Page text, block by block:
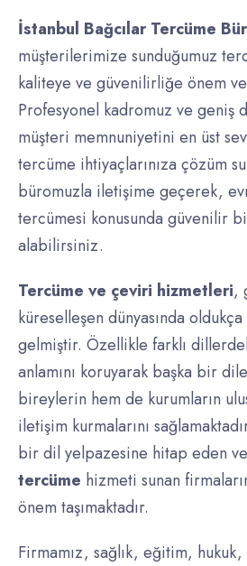
İstanbul Bağcılar Tercüme
müşterilerimize sunduğumuz
kaliteye ve güvenilirliğe önem
Profesyonel kadromuz ve geniş
müşteri memnuniyetini en üst
tercüme ihtiyaçlarınıza çözüm
büromuzla iletişime geçerek,
tercümesi konusunda güvenilir
alabilirsiniz.
Tercüme ve çeviri hizmetleri,
küreselleşen dünyasında
gelmiştir. Özellikle farklı
anlamını koruyarak başka bir
bireylerin hem de kurumların
iletişim kurmalarını
bir dil yelpazesine hitap eden ve
tercüme hizmeti sunan
önem taşımaktadır.
Firmamız, sağlık, eğitim,